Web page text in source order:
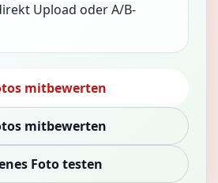
Upload oder A/B-
mitbewerten
mitbewerten
Foto testen